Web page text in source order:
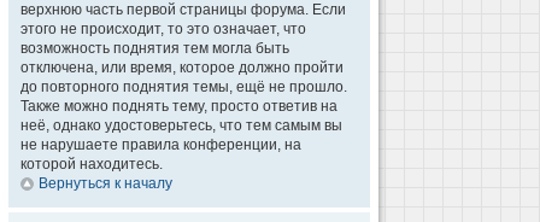
верхнюю часть первой страницы форума. Если
этого не происходит, то это означает, что
возможность поднятия тем могла быть
отключена, или время, которое должно пройти
до повторного поднятия темы, ещё не прошло.
Также можно поднять тему, просто ответив на
неё, однако удостоверьтесь, что тем самым вы
не нарушаете правила конференции, на
которой находитесь.
Вернуться к началу